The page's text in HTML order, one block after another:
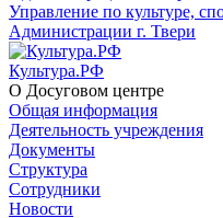
Управление по культуре,
Администрации г. Твери
Культура.РФ
О Досуговом центре
Общая информация
Деятельность учреждения
Документы
Структура
Сотрудники
Новости